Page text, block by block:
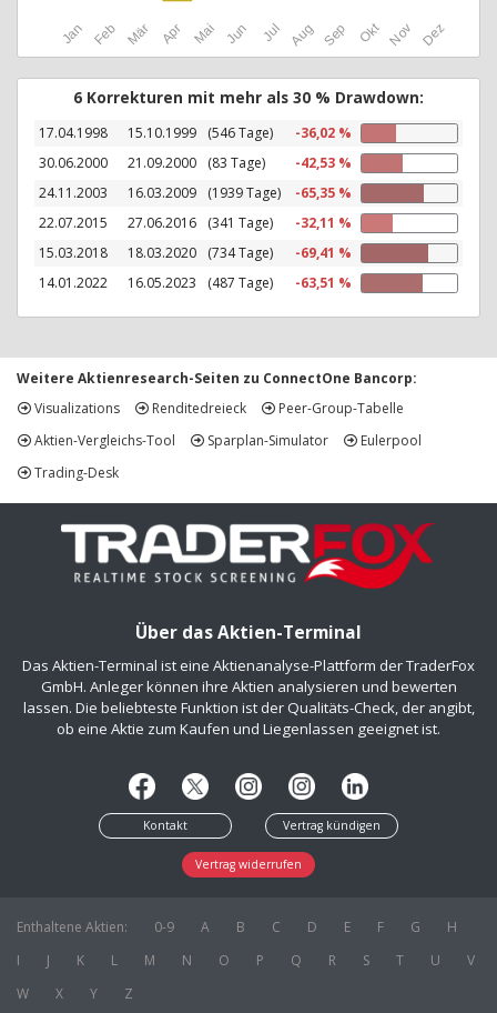
Jan Feb Mär Apr Mai Jun Jul Aug Sep Okt Nov Dez
6 Korrekturen mit mehr als 30 % Drawdown:
17.04.1998 15.10.1999 (546 Tage)
-36,02 %
30.06.2000
21.09.2000 (83 Tage)
-42,53 %
24.11.2003
16.03.2009 (1939 Tage)
-65,35 %
22.07.2015
27.06.2016 (341 Tage)
-32,11 %
15.03.2018
18.03.2020 (734 Tage)
-69,41 %
14.01.2022
16.05.2023 (487 Tage) -63,51 %
Weitere Aktienresearch-Seiten zu ConnectOne Bancorp:
Visualizations
Renditedreieck
Peer-Group-Tabelle
Aktien-Vergleichs-Tool
Sparplan-Simulator
Eulerpool
Trading-Desk
Über das Aktien-Terminal
Das Aktien-Terminal ist eine Aktienanalyse-Plattform der TraderFox
GmbH. Anleger können ihre Aktien analysieren und bewerten
lassen. Die beliebteste Funktion ist der Qualitäts-Check, der angibt,
ob eine Aktie zum Kaufen und Liegenlassen geeignet ist.
Kontakt Vertrag kündigen
Vertrag widerrufen
Enthaltene Aktien: 0-9 A B C D E F G
H
I
J K L M N O P Q R S T U
V
W
X Y Z